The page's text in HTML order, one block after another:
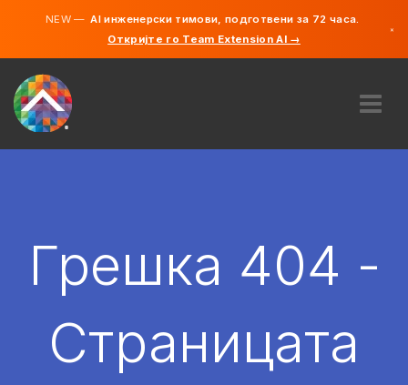
NEW —AI инженерски тимови, подготвени за 72 часа.
Откријте го Team Extension AI →
×
АНГАЖИРАЈ
Грешка 404 -
Страницата